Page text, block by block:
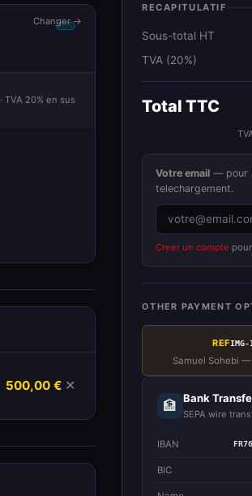
Changer →
TVA 20% en sus
500,00 € ✕
RECAPITULATIF
Sous-total HT
TVA (20%)
Total TTC
Votre email — pour
telechargement.
Creer un compte
OTHER PAYMENT
REFIMG-
Samuel Sohebi —
🏦 Bank
SEPA wire
IBAN
BIC